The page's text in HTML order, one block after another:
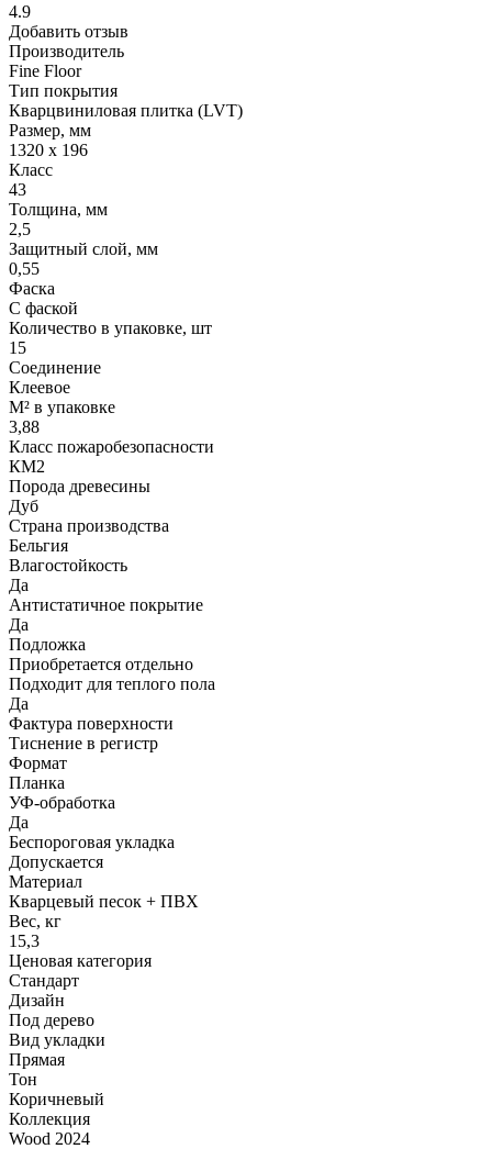
4.9
Добавить отзыв
Производитель
Fine Floor
Тип покрытия
Кварцвиниловая плитка (LVT)
Размер, мм
1320 х 196
Класс
43
Толщина, мм
2,5
Защитный слой, мм
0,55
Фаска
С фаской
Количество в упаковке, шт
15
Соединение
Клеевое
М² в упаковке
3,88
Класс пожаробезопасности
КМ2
Порода древесины
Дуб
Страна производства
Бельгия
Влагостойкость
Да
Антистатичное покрытие
Да
Подложка
Приобретается отдельно
Подходит для теплого пола
Да
Фактура поверхности
Тиснение в регистр
Формат
Планка
УФ-обработка
Да
Беспороговая укладка
Допускается
Материал
Кварцевый песок + ПВХ
Вес, кг
15,3
Ценовая категория
Стандарт
Дизайн
Под дерево
Вид укладки
Прямая
Тон
Коричневый
Коллекция
Wood 2024